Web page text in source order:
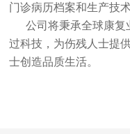
门诊病历档案和生产技
公司将秉承全球康复
过科技，为伤残人士提
士创造品质生活。